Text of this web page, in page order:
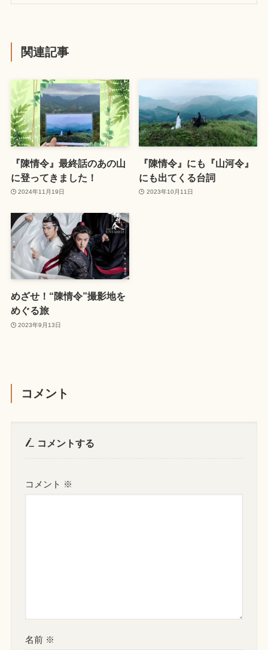
関連記事
『陳情令』最終話のあの山
に登ってきました！
2024年11月19日
『陳情令』にも『山河令』
にも出てくる台詞
2023年10月11日
めざせ！“陳情令”撮影地を
めぐる旅
2023年9月13日
コメント
コメントする
コメント ※
名前 ※